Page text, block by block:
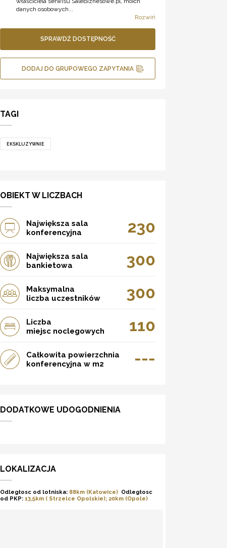
danych osobowych...
Rozwiń
SPRAWDŹ DOSTĘPNOŚĆ
DODAJ DO GRUPOWEGO ZAPYTANIA
TAGI
EKSKLUZYWNIE
OBIEKT W LICZBACH
Największa sala
konferencyjna
230
Największa sala
bankietowa
300
Maksymalna
liczba uczestników
300
Liczba
miejsc noclegowych
110
Całkowita powierzchnia
konferencyjna w m2
---
DODATKOWE UDOGODNIENIA
LOKALIZACJA
Odległosc od lotniska: 88km (Katowice) Odległosc
od PKP: 13,5km ( Strzelce Opolskie); 20km (Opole)